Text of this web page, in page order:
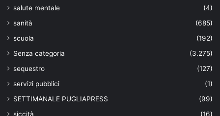
salute mentale
(4)
sanità
(685)
scuola
(192)
Senza categoria
(3.275)
sequestro
(127)
servizi pubblici
(1)
SETTIMANALE PUGLIAPRESS
(99)
siccità
(16)